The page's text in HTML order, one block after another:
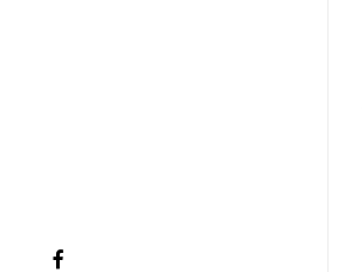
facebook